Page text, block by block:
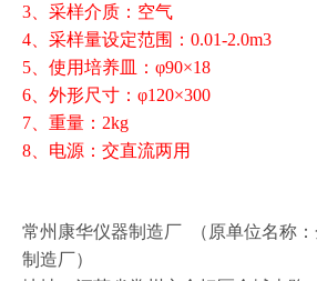
3、采样介质：空气
4、采样量设定范围：0.01-2.0m3
5、使用培养皿：φ90×18
6、外形尺寸：φ120×300
7、重量：2kg
8、电源：交直流两用
常州康华仪器制造厂 （原单位名称
制造厂）